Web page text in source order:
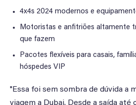
4x4s 2024 modernos e
Motoristas e anfitriões altamente
que fazem
Pacotes flexíveis para casais,
hóspedes VIP
"Essa foi sem sombra de dúvida a
viagem a Dubai. Desde a saída até